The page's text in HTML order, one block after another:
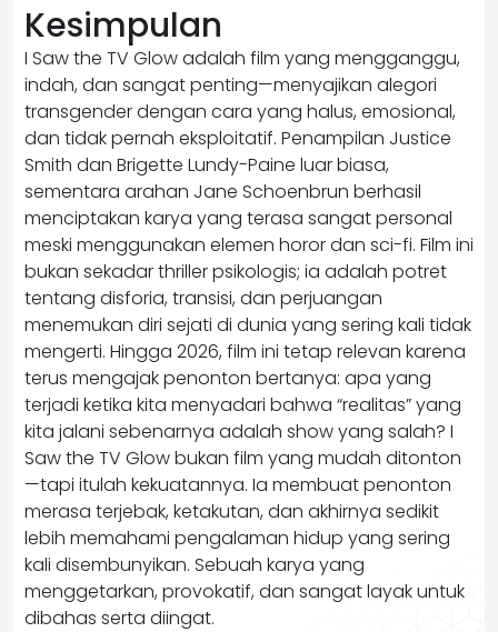
Kesimpulan
I Saw the TV Glow adalah film yang mengganggu,
indah, dan sangat penting—menyajikan alegori
transgender dengan cara yang halus, emosional,
dan tidak pernah eksploitatif. Penampilan Justice
Smith dan Brigette Lundy-Paine luar biasa,
sementara arahan Jane Schoenbrun berhasil
menciptakan karya yang terasa sangat personal
meski menggunakan elemen horor dan sci-fi. Film ini
bukan sekadar thriller psikologis; ia adalah potret
tentang disforia, transisi, dan perjuangan
menemukan diri sejati di dunia yang sering kali tidak
mengerti. Hingga 2026, film ini tetap relevan karena
terus mengajak penonton bertanya: apa yang
terjadi ketika kita menyadari bahwa “realitas” yang
kita jalani sebenarnya adalah show yang salah? I
Saw the TV Glow bukan film yang mudah ditonton
—tapi itulah kekuatannya. Ia membuat penonton
merasa terjebak, ketakutan, dan akhirnya sedikit
lebih memahami pengalaman hidup yang sering
kali disembunyikan. Sebuah karya yang
menggetarkan, provokatif, dan sangat layak untuk
dibahas serta diingat.